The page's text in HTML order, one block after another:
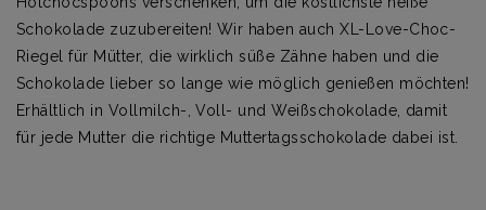
Schokolade zuzubereiten! Wir haben auch XL-Love-Choc-
Riegel für Mütter, die wirklich süße Zähne haben und die
Schokolade lieber so lange wie möglich genießen möchten!
Erhältlich in Vollmilch-, Voll- und Weißschokolade, damit
für jede Mutter die richtige Muttertagsschokolade dabei ist.